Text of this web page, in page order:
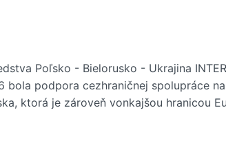
Poľsko - Bielorusko - Ukrajina
bola podpora cezhraničnej spolupráce na
ktorá je zároveň vonkajšou hranicou